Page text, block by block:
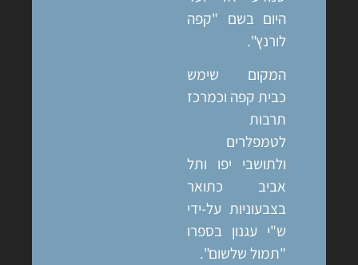
היום בשם "קפה
לורנץ".
המקום שימש
כבית קפה וכמרכז
תרבות
לטמפלרים
ולתושבי יפו ותל
אביב כתואר
בצבעוניות על-ידי
ש"י עגנון בספרו
"תמול שלשום".